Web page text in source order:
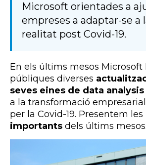
Microsoft orientades a
empreses a adaptar-se a
realitat post Covid-19.
En els últims mesos Microsoft
públiques diverses
seves eines de data analysis
a la transformació
per la Covid-19. Presentem les
importants dels últims mesos.